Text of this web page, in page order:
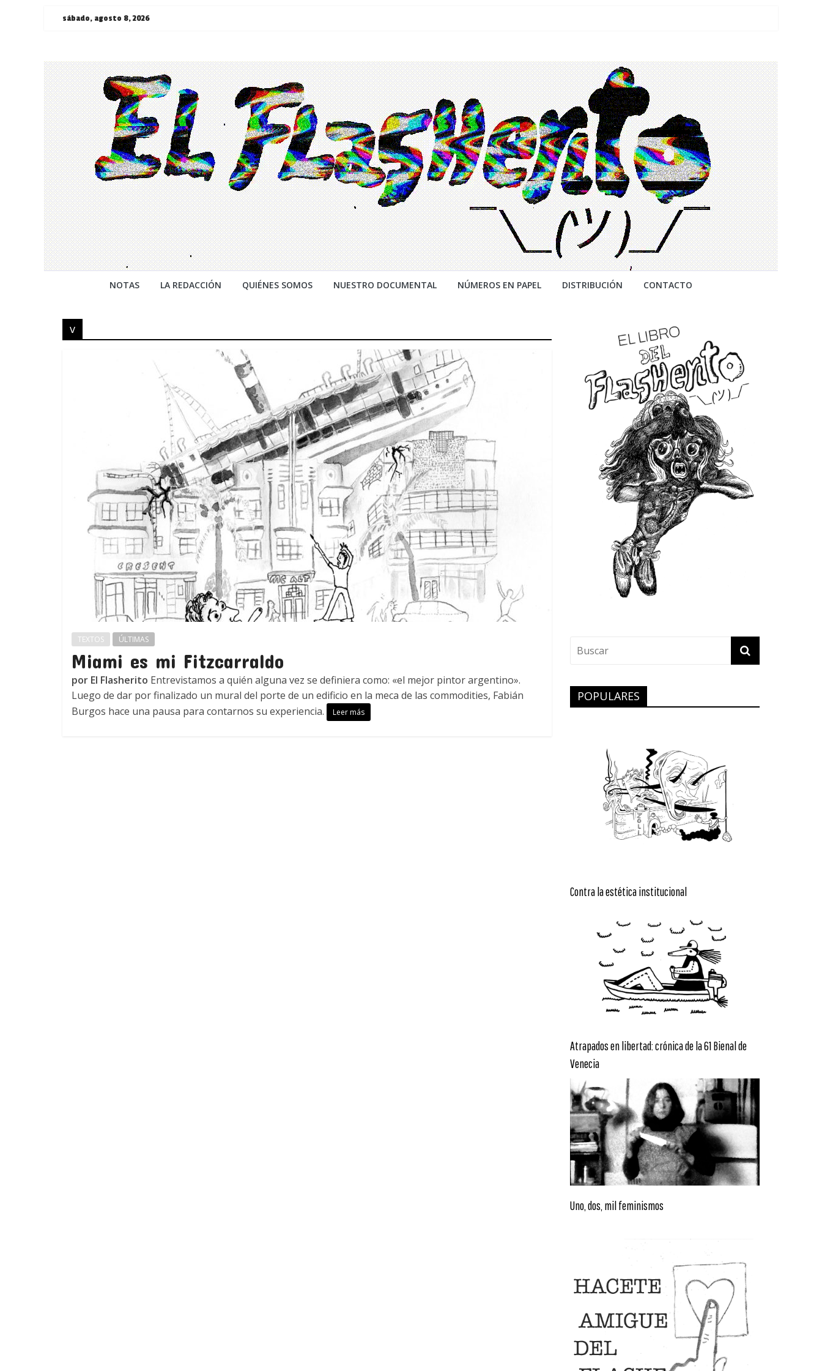
Saltarsábado, agosto 8, 2026
¯\_(ツ)_/
¯
NOTAS LA REDACCIÓN QUIÉNES SOMOS NUESTRO DOCUMENTAL NÚMEROS EN PAPEL DISTRIBUCIÓN CONTACTO
v
TEXTOS ÚLTIMAS
Miami es mi Fitzcarraldo
por El Flasherito Entrevistamos a quién alguna vez se definiera como: «el mejor pintor argentino».
Luego de dar por finalizado un mural del porte de un edificio en la meca de las commodities, Fabián
Burgos hace una pausa para contarnos su experiencia.
Leer más
POPULARES
Contra la estética institucional
Atrapados en libertad: crónica de la 61 Bienal de
Venecia
Uno, dos, mil feminismos